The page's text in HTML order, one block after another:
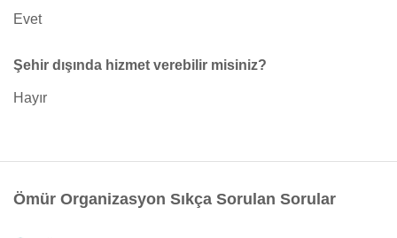
Evet
Şehir dışında hizmet verebilir misiniz?
Hayır
Ömür Organizasyon Sıkça Sorulan Sorular